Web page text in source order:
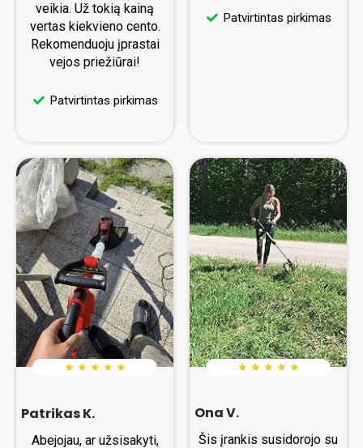
veikia. Už tokią kainą
vertas kiekvieno cento.
Rekomenduoju įprastai
vejos priežiūrai!
Patvirtintas pirkimas
Patvirtintas pirkimas
★ ★ ★ ★ ★
Patrikas K.
Abejojau, ar užsisakyti,
★ ★ ★ ★ ★
Ona V.
Šis įrankis susidorojo su